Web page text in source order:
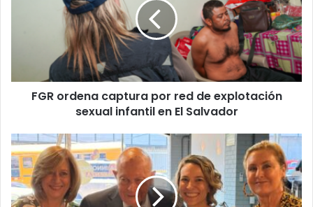
infantil
FGR ordena captura por red de explotación
sexual infantil en El Salvador
Fundación
Henríquez
y
Glasswing
impulsan